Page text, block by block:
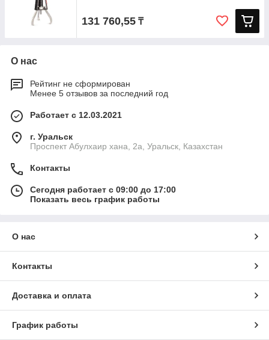
131 760,55 ₸
О нас
Рейтинг не сформирован
Менее 5 отзывов за последний год
Работает с 12.03.2021
г. Уральск
Проспект Абулхаир хана, 2а, Уральск, Казахстан
Контакты
Сегодня работает с 09:00 до 17:00
Показать весь график работы
О нас
Контакты
Доставка и оплата
График работы